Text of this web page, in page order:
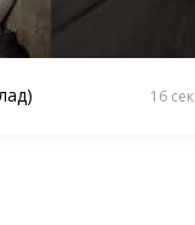
16 сек